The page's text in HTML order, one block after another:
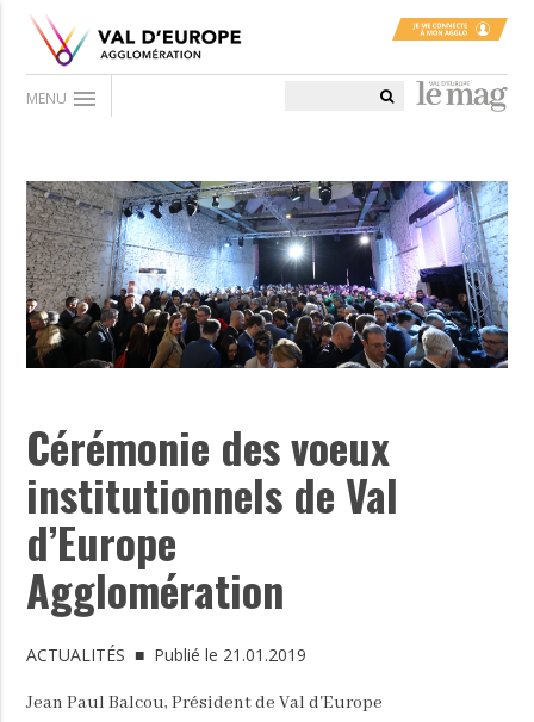
MENU menu
Cérémonie des voeux
institutionnels de Val
d’Europe
Agglomération
ACTUALITÉS ■ Publié le 21.01.2019
Jean Paul Balcou, Président de Val d'Europe